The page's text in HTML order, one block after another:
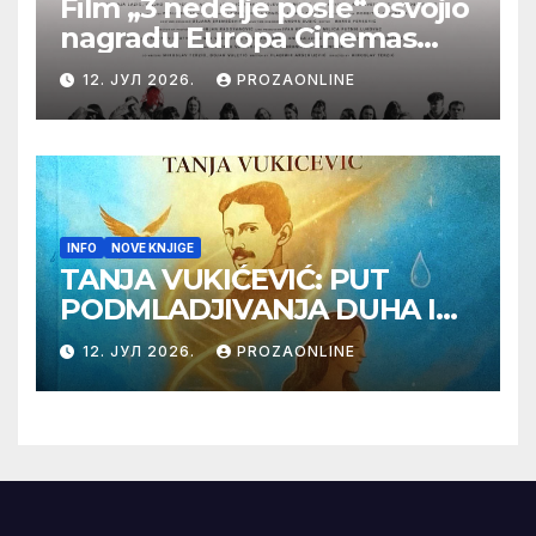
Film „3 nedelje posle“ osvojio
nagradu Europa Cinemas
Label na Filmskom festivalu
u Karlovim Varima
12. ЈУЛ 2026. PROZAONLINE
INFO NOVE KNJIGE
TANJA VUKIĆEVIĆ: PUT
PODMLADJIVANJA DUHA I
TELA SA TESLOM
12. ЈУЛ 2026. PROZAONLINE